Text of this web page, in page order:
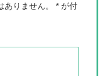
りません。 * が付